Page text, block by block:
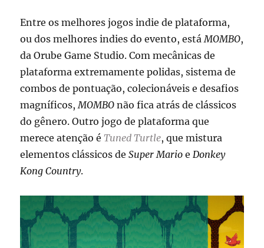
Entre os melhores jogos indie de plataforma,
ou dos melhores indies do evento, estáMOMBO,
da Orube Game Studio. Com mecânicas de
plataforma extremamente polidas, sistema de
combos de pontuação, colecionáveis e desafios
magníficos,MOMBO não fica atrás de clássicos
do gênero. Outro jogo de plataforma que
merece atenção éTuned Turtle, que mistura
elementos clássicos deSuper Mario eDonkey
Kong Country.